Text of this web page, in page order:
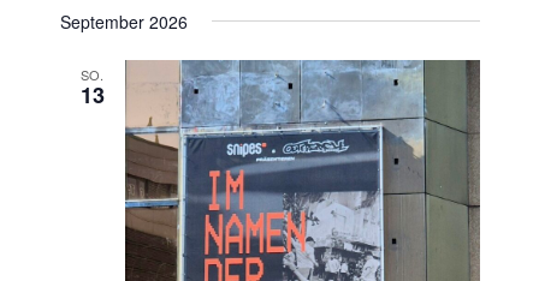
September 2026
SO.
13